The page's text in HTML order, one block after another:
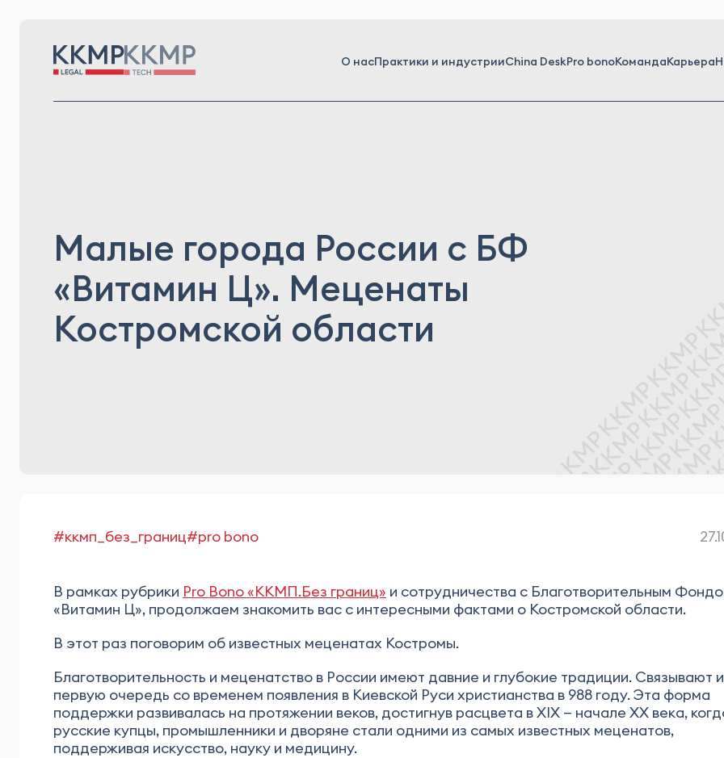
О насПрактики и индустрииChina DeskPro bonoКомандаКарьера
Малые города России с БФ
«Витамин Ц». Меценаты
Костромской области
#ккмп_без_границ#pro bono
В рамках рубрики Pro Bono «ККМП.Без границ» и сотрудничества с Благотворительным
«Витамин Ц», продолжаем знакомить вас с интересными фактами о Костромской области.
В этот раз поговорим об известных меценатах Костромы.
Благотворительность и меценатство в России имеют давние и глубокие традиции. Связывают
первую очередь со временем появления в Киевской Руси христианства в 988 году. Эта форма
поддержки развивалась на протяжении веков, достигнув расцвета в XIX — начале XX века,
русские купцы, промышленники и дворяне стали одними из самых известных меценатов,
поддерживая искусство, науку и медицину.